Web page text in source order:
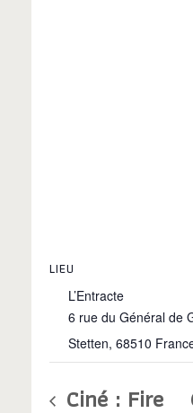
LIEU
L’Entracte
6 rue du Général de
Stetten, 68510
Ciné : Fire